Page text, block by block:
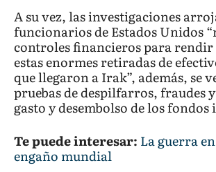
A su vez, las investigaciones
funcionarios de Estados Unidos
controles financieros para rendir
estas enormes retiradas de
que llegaron a Irak”, además, se
pruebas de despilfarros, fraudes
gasto y desembolso de los fondos
Te puede interesar: La guerra
engaño mundial